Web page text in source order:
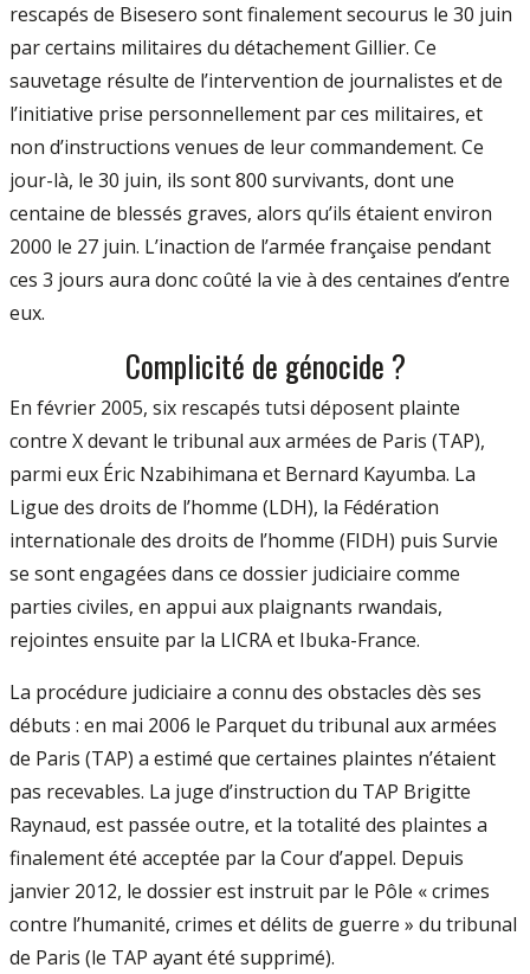
rescapés de Bisesero sont finalement secourus le 30 juin
par certains militaires du détachement Gillier. Ce
sauvetage résulte de l’intervention de journalistes et de
l’initiative prise personnellement par ces militaires, et
non d’instructions venues de leur commandement. Ce
jour-là, le 30 juin, ils sont 800 survivants, dont une
centaine de blessés graves, alors qu’ils étaient environ
2000 le 27 juin. L’inaction de l’armée française pendant
ces 3 jours aura donc coûté la vie à des centaines d’entre
eux.
Complicité de génocide ?
En février 2005, six rescapés tutsi déposent plainte
contre X devant le tribunal aux armées de Paris (TAP),
parmi eux Éric Nzabihimana et Bernard Kayumba. La
Ligue des droits de l’homme (LDH), la Fédération
internationale des droits de l’homme (FIDH) puis Survie
se sont engagées dans ce dossier judiciaire comme
parties civiles, en appui aux plaignants rwandais,
rejointes ensuite par la LICRA et Ibuka-France.
La procédure judiciaire a connu des obstacles dès ses
débuts : en mai 2006 le Parquet du tribunal aux armées
de Paris (TAP) a estimé que certaines plaintes n’étaient
pas recevables. La juge d’instruction du TAP Brigitte
Raynaud, est passée outre, et la totalité des plaintes a
finalement été acceptée par la Cour d’appel. Depuis
janvier 2012, le dossier est instruit par le Pôle « crimes
contre l’humanité, crimes et délits de guerre » du tribunal
de Paris (le TAP ayant été supprimé).